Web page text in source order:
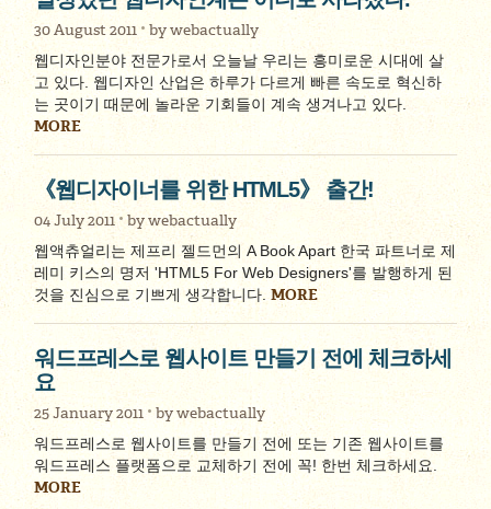
30 August 2011 bywebactually
웹디자인분야 전문가로서 오늘날 우리는 흥미로운 시대에 살
고 있다. 웹디자인 산업은 하루가 다르게 빠른 속도로 혁신하
는 곳이기 때문에 놀라운 기회들이 계속 생겨나고 있다.
MORE
《웹디자이너를 위한 HTML5》 출간!
04 July 2011 bywebactually
웹액츄얼리는 제프리 젤드먼의 A Book Apart 한국 파트너로 제
레미 키스의 명저 'HTML5 For Web Designers'를 발행하게 된
것을 진심으로 기쁘게 생각합니다.MORE
워드프레스로 웹사이트 만들기 전에 체크하세
요
25 January 2011 bywebactually
워드프레스로 웹사이트를 만들기 전에 또는 기존 웹사이트를
워드프레스 플랫폼으로 교체하기 전에 꼭! 한번 체크하세요.
MORE